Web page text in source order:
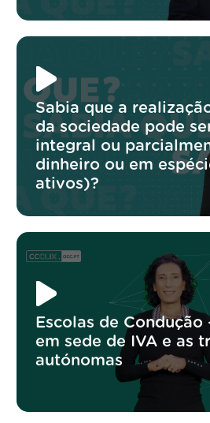
Sabia que a
da sociedade pode
integral ou
dinheiro ou em
ativos)?
Escolas de Condução
em sede de IVA e as
autónomas